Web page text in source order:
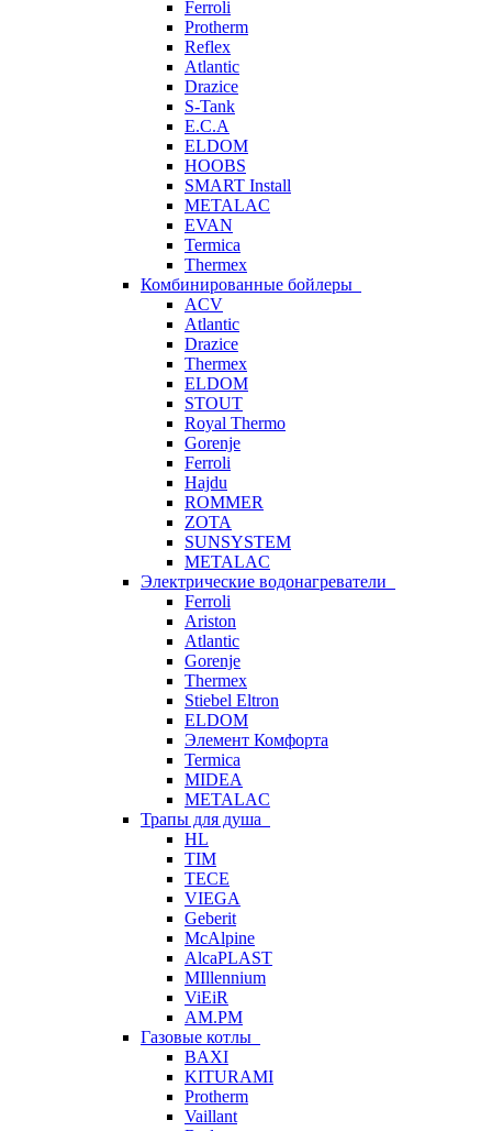
Ferroli
Protherm
Reflex
Atlantic
Drazice
S-Tank
E.C.A
ELDOM
HOOBS
SMART Install
METALAC
EVAN
Termica
Thermex
Комбинированные бойлеры
ACV
Atlantic
Drazice
Thermex
ELDOM
STOUT
Royal Thermo
Gorenje
Ferroli
Hajdu
ROMMER
ZOTA
SUNSYSTEM
METALAC
Электрические водонагреватели
Ferroli
Ariston
Atlantic
Gorenje
Thermex
Stiebel Eltron
ELDOM
Элемент Комфорта
Termica
MIDEA
METALAC
Трапы для душа
HL
TIM
TECE
VIEGA
Geberit
McAlpine
AlcaPLAST
MIllennium
ViEiR
AM.PM
Газовые котлы
BAXI
KITURAMI
Protherm
Vaillant